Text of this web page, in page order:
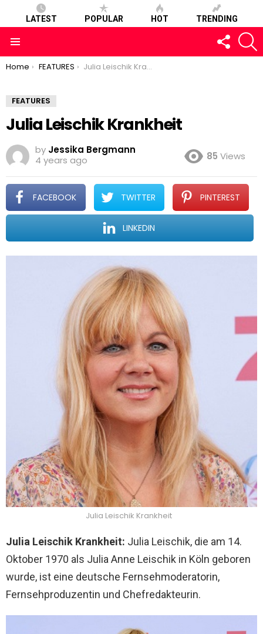
LATEST POPULAR HOT TRENDING
FOLLOW
US
You are here:
Home FEATURES Julia Leischik Krankheit
FEATURES
Julia Leischik Krankheit
by Jessika Bergmann
4 years ago
85 Views
FACEBOOK TWITTER PINTEREST
LINKEDIN
Julia Leischik Krankheit
Julia Leischik Krankheit: Julia Leischik, die am 14.
Oktober 1970 als Julia Anne Leischik in Köln geboren
wurde, ist eine deutsche Fernsehmoderatorin,
Fernsehproduzentin und Chefredakteurin.